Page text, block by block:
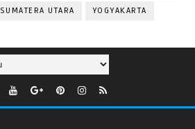
SUMATERA UTARA YOGYAKARTA